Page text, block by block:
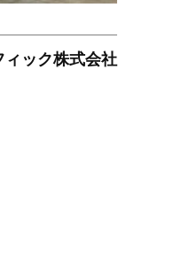
ィック株式会社